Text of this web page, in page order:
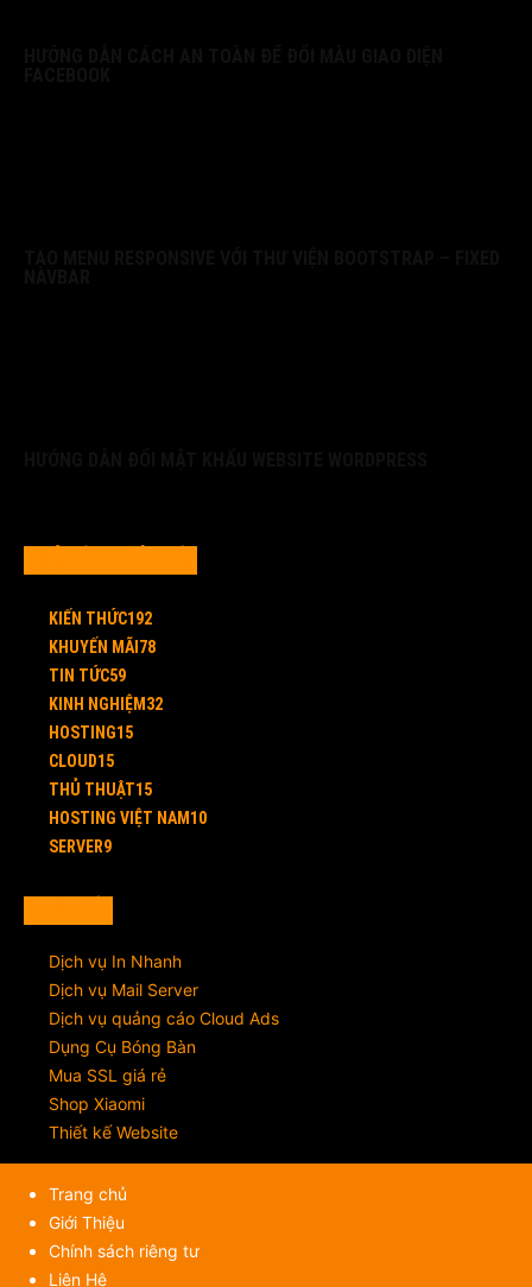
KIẾN THỨC192
KHUYẾN MÃI 78
TIN TỨC59
KINH NGHIỆM 32
HOSTING15
CLOUD15
THỦ THUẬT15
HOSTING VIỆT NAM 10
SERVER9
Dịch vụ In Nhanh
Dịch vụ Mail Server
Dịch vụ quảng cáo Cloud Ads
Dụng Cụ Bóng Bàn
Mua SSL giá rẻ
Shop Xiaomi
Thiết kế Website
Trang chủ
Giới Thiệu
Chính sách riêng tư
Liên Hệ